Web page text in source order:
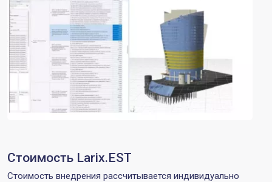
Стоимость Larix.EST
Стоимость внедрения рассчитывается индивидуально